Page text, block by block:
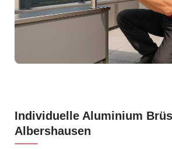
Individuelle Aluminium
Albershausen